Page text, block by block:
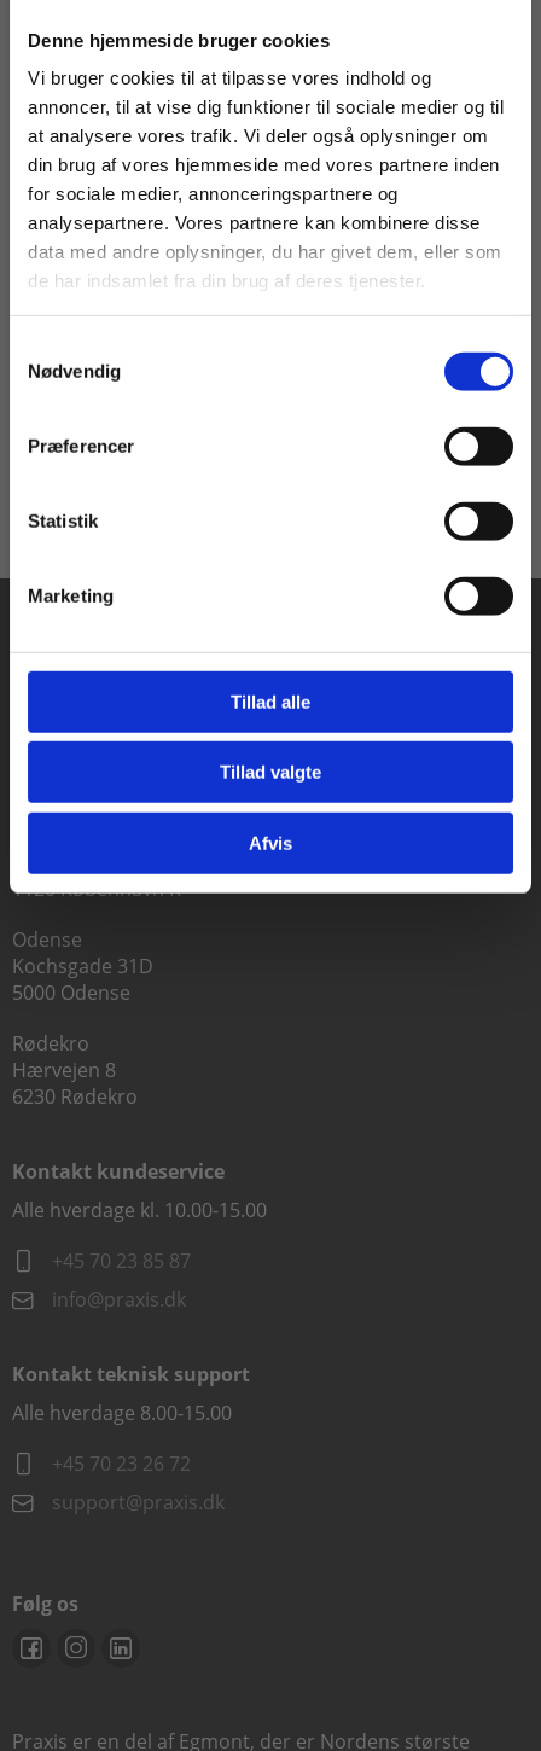
Denne hjemmeside bruger cookies
Vi bruger cookies til at tilpasse vores indhold og
annoncer, til at vise dig funktioner til sociale medier og til
at analysere vores trafik. Vi deler også oplysninger om
din brug af vores hjemmeside med vores partnere inden
for sociale medier, annonceringspartnere og
analysepartnere. Vores partnere kan kombinere disse
data med andre oplysninger, du har givet dem, eller som
de har indsamlet fra din brug af deres tjenester.
Nødvendig
Præferencer
Statistik
Marketing
Tillad alle
Tillad valgte
Afvis
webBog
Sundhedsfremme, forebyggelse og rehabilitering (SSA)
Julie Floor Johannesen Lone Andersen
1120 København K
Odense
Kochsgade 31D
5000 Odense
Rødekro
Hærvejen 8
6230 Rødekro
Kontakt kundeservice
Alle hverdage kl. 10.00-15.00
+45 70 23 85 87
info@praxis.dk
Kontakt teknisk support
Alle hverdage 8.00-15.00
+45 70 23 26 72
support@praxis.dk
Følg os
Praxis er en del af Egmont, der er Nordens største
Køb læremidler og find masterclasses mm.
Fortsæt som:
For privatkunder og
studerende. Du får
vist priser inkl.
For institutioner og
virksomheder. Du
får vist priser ekskl.
Gå til praxisOnline